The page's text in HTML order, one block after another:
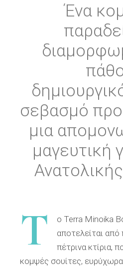
Ένα
σεβασμό
μια
μαγευτική
T
ο Terra Minoika
αποτελείται
πέτρινα κτίρια,
κομψές σουίτες, ευρύχωρα